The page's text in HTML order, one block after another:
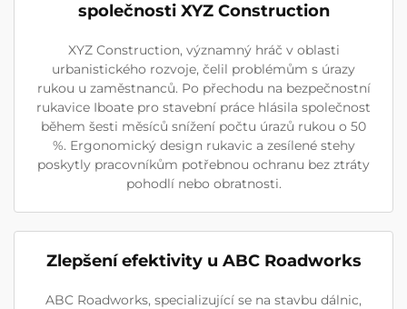
společnosti XYZ Construction
XYZ Construction, významný hráč v oblasti
urbanistického rozvoje, čelil problémům s úrazy
rukou u zaměstnanců. Po přechodu na bezpečnostní
rukavice Iboate pro stavební práce hlásila společnost
během šesti měsíců snížení počtu úrazů rukou o 50
%. Ergonomický design rukavic a zesílené stehy
poskytly pracovníkům potřebnou ochranu bez ztráty
pohodlí nebo obratnosti.
Zlepšení efektivity u ABC Roadworks
ABC Roadworks, specializující se na stavbu dálnic,